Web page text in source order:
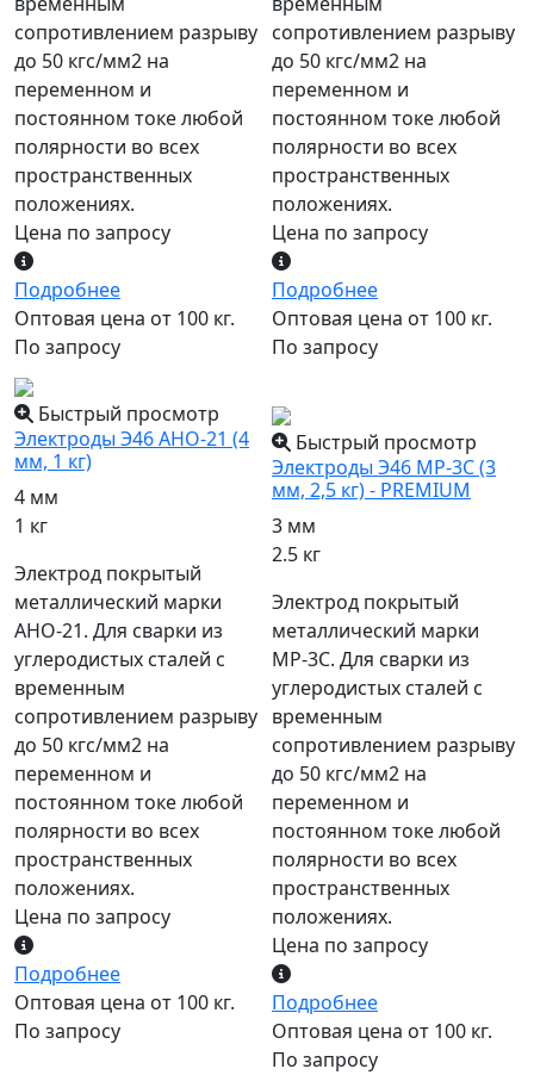
сопротивлением разрыву
до 50 кгс/мм2 на
переменном и
постоянном токе любой
полярности во всех
пространственных
положениях.
Цена по запросу
Подробнее
Оптовая цена от 100 кг.
По запросу
сопротивлением разрыву
до 50 кгс/мм2 на
переменном и
постоянном токе любой
полярности во всех
пространственных
положениях.
Цена по запросу
Подробнее
Оптовая цена от 100 кг.
По запросу
Быстрый просмотр
Электроды Э46 АНО-21 (4
мм, 1 кг)
4 мм
1 кг
Электрод покрытый
металлический марки
АНО-21. Для сварки из
углеродистых сталей с
временным
сопротивлением разрыву
до 50 кгс/мм2 на
переменном и
постоянном токе любой
полярности во всех
пространственных
положениях.
Цена по запросу
Подробнее
Оптовая цена от 100 кг.
По запросу
Быстрый просмотр
Электроды Э46 МР-3С (3
мм, 2,5 кг) - PREMIUM
3 мм
2.5 кг
Электрод покрытый
металлический марки
МР-3С. Для сварки из
углеродистых сталей с
временным
сопротивлением разрыву
до 50 кгс/мм2 на
переменном и
постоянном токе любой
полярности во всех
пространственных
положениях.
Цена по запросу
Подробнее
Оптовая цена от 100 кг.
По запросу